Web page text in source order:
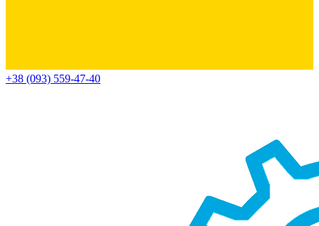
+38 (093) 559-47-40